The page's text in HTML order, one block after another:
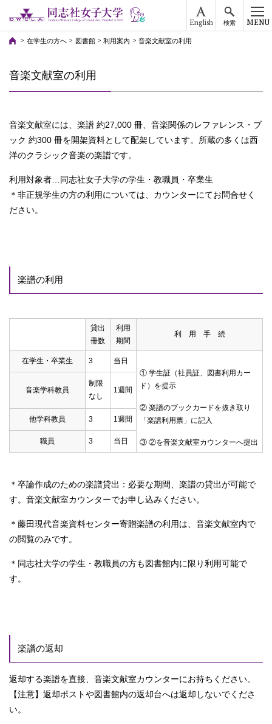
English 検索 MENU
在学生の方へ 図書館 利用案内 音楽文献室の利用
音楽文献室の利用
音楽文献室には、楽譜 約27,000 冊、音楽関係のレファレンス・ブ
ック 約300 冊を開架資料として配架しています。所蔵の多くは西
洋のクラシック音楽の楽譜です。
利用対象者…同志社女子大学の学生・教職員・卒業生
＊非正規学生の方の利用については、カウンターにてお問合せく
ださい。
楽譜の利用
貸出
冊数
利用
期間
利 用 手 続
在学生・卒業生 3
当日
① 学生証（社員証、図書利用カー
ド）を提示
② 楽譜のブックカードを抜き取り
「楽譜利用票」に記入
③ ②を音楽文献室カウンターへ提出
音楽学科教員
制限
なし
1週間
他学科教員 3 1週間
職員 3 当日
＊卒論作成のための楽譜貸出：必要な期間、楽譜の貸出が可能で
す。音楽文献室カウンターでお申し込みください。
＊藤田現代音楽資料センター寄贈楽譜の利用は、音楽文献室内で
の閲覧のみです。
＊同志社大学の学生・教職員の方も図書館内に限り利用可能で
す。
楽譜の返却
返却する楽譜を直接、音楽文献室カウンターにお持ちください。
【注意】返却ポストや図書館内の返却台へは返却しないでくださ
い。